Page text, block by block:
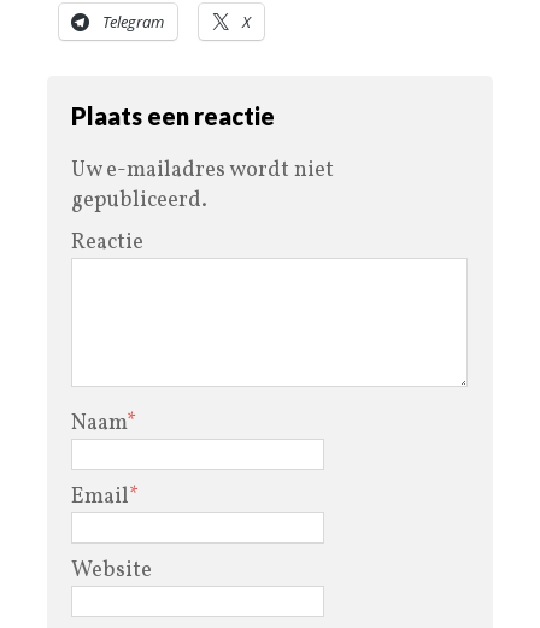
Telegram X
Plaats een reactie
Uw e-mailadres wordt niet
gepubliceerd.
Reactie
Naam*
Email*
Website